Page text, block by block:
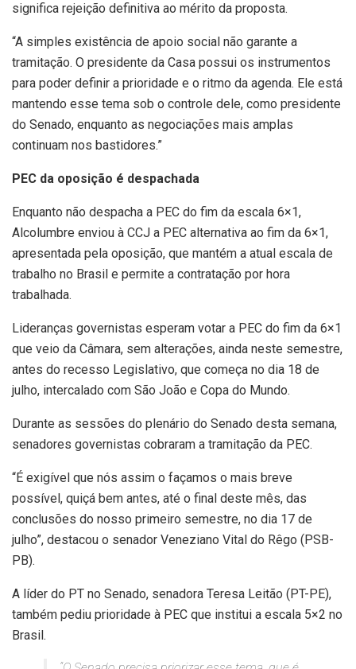
significa rejeição definitiva ao mérito da proposta.
“A simples existência de apoio social não garante a
tramitação. O presidente da Casa possui os instrumentos
para poder definir a prioridade e o ritmo da agenda. Ele está
mantendo esse tema sob o controle dele, como presidente
do Senado, enquanto as negociações mais amplas
continuam nos bastidores.”
PEC da oposição é despachada
Enquanto não despacha a PEC do fim da escala 6×1,
Alcolumbre enviou à CCJ a PEC alternativa ao fim da 6×1,
apresentada pela oposição, que mantém a atual escala de
trabalho no Brasil e permite a contratação por hora
trabalhada.
Lideranças governistas esperam votar a PEC do fim da 6×1
que veio da Câmara, sem alterações, ainda neste semestre,
antes do recesso Legislativo, que começa no dia 18 de
julho, intercalado com São João e Copa do Mundo.
Durante as sessões do plenário do Senado desta semana,
senadores governistas cobraram a tramitação da PEC.
“É exigível que nós assim o façamos o mais breve
possível, quiçá bem antes, até o final deste mês, das
conclusões do nosso primeiro semestre, no dia 17 de
julho”, destacou o senador Veneziano Vital do Rêgo (PSB-
PB).
A líder do PT no Senado, senadora Teresa Leitão (PT-PE),
também pediu prioridade à PEC que institui a escala 5×2 no
Brasil.